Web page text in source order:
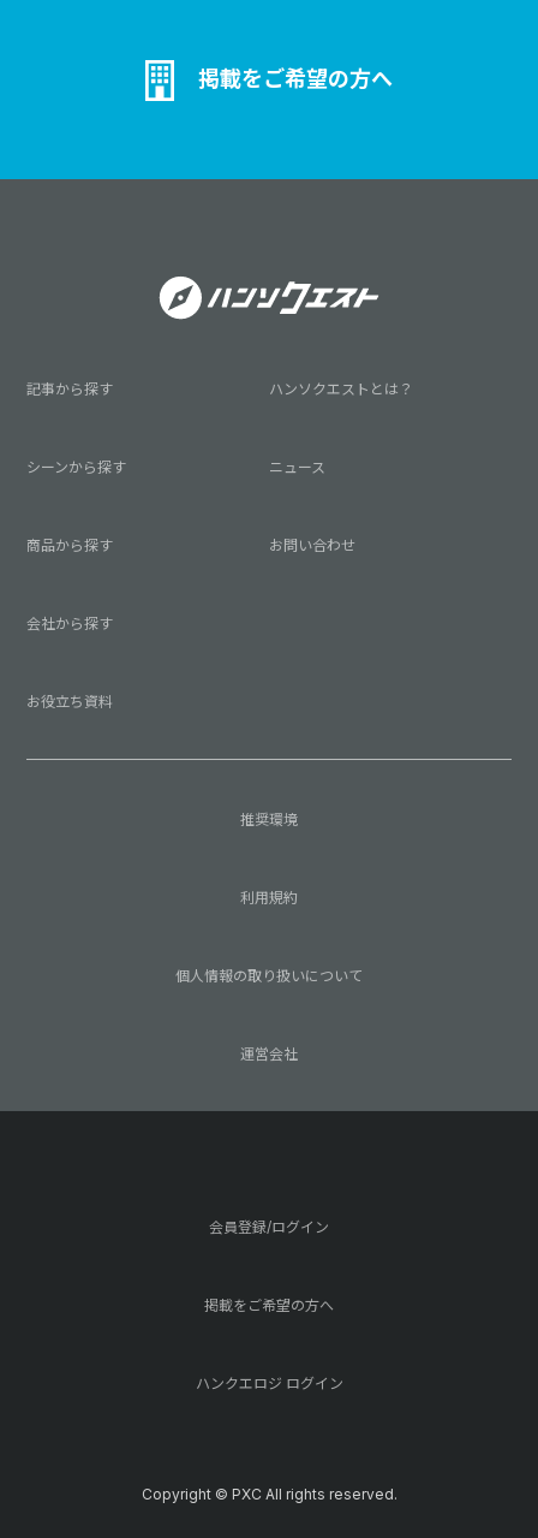
掲載をご希望の方へ
記事から探す
シーンから探す
商品から探す
会社から探す
お役立ち資料
ハンソクエストとは？
ニュース
お問い合わせ
推奨環境
利用規約
個人情報の取り扱いについて
運営会社
会員登録/ログイン
掲載をご希望の方へ
ハンクエロジ ログイン
Copyright © PXC All rights reserved.